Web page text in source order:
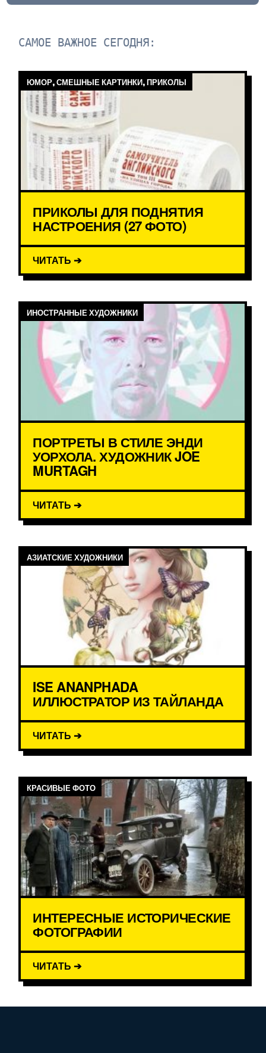
САМОЕ ВАЖНОЕ СЕГОДНЯ:
ЮМОР, СМЕШНЫЕ КАРТИНКИ, ПРИКОЛЫ
ПРИКОЛЫ ДЛЯ ПОДНЯТИЯ
НАСТРОЕНИЯ (27 ФОТО)
ЧИТАТЬ ➔
ИНОСТРАННЫЕ ХУДОЖНИКИ
ПОРТРЕТЫ В СТИЛЕ ЭНДИ
УОРХОЛА. ХУДОЖНИК JOE
MURTAGH
ЧИТАТЬ ➔
АЗИАТСКИЕ ХУДОЖНИКИ
ISE ANANPHADA
ИЛЛЮСТРАТОР ИЗ ТАЙЛАНДА
ЧИТАТЬ ➔
КРАСИВЫЕ ФОТО
ИНТЕРЕСНЫЕ ИСТОРИЧЕСКИЕ
ФОТОГРАФИИ
ЧИТАТЬ ➔